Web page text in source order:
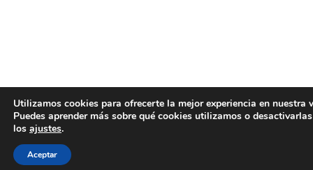
Utilizamos cookies para ofrecerte la mejor experiencia en nuestra
Puedes aprender más sobre qué cookies utilizamos o
los ajustes.
Aceptar